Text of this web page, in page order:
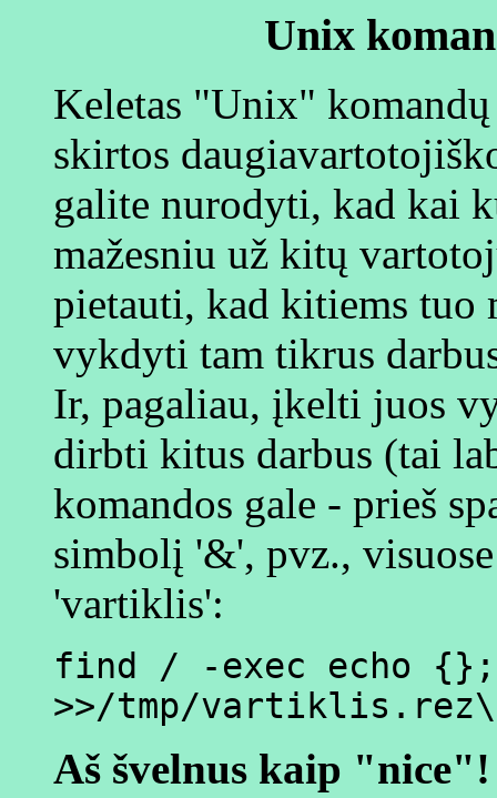
Unix
Keletas "Unix"
skirtos
galite nurodyti, kad kai
mažesniu už kitų
pietauti, kad kitiems tuo
vykdyti tam tikrus
Ir, pagaliau, įkelti juos
dirbti kitus darbus (tai
komandos gale - prieš
simbolį '&', pvz.,
'vartiklis':
find / -exec echo
>>/tmp/
Aš švelnus kaip "nice"!